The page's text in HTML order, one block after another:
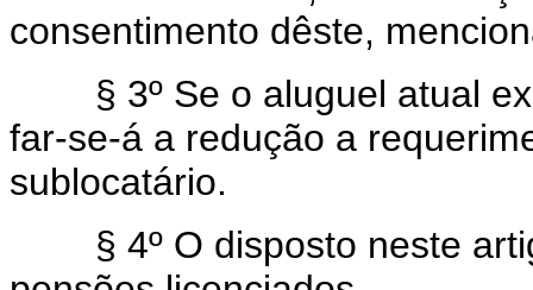
consentimento dêste,
§ 3º Se o aluguel atual
far-se-á a redução a
sublocatário.
§ 4º O disposto neste